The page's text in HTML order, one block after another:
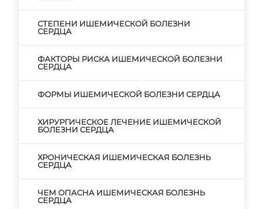
СТЕПЕНИ ИШЕМИЧЕСКОЙ БОЛЕЗНИ
СЕРДЦА
ФАКТОРЫ РИСКА ИШЕМИЧЕСКОЙ БОЛЕЗНИ
СЕРДЦА
ФОРМЫ ИШЕМИЧЕСКОЙ БОЛЕЗНИ СЕРДЦА
ХИРУРГИЧЕСКОЕ ЛЕЧЕНИЕ ИШЕМИЧЕСКОЙ
БОЛЕЗНИ СЕРДЦА
ХРОНИЧЕСКАЯ ИШЕМИЧЕСКАЯ БОЛЕЗНЬ
СЕРДЦА
ЧЕМ ОПАСНА ИШЕМИЧЕСКАЯ БОЛЕЗНЬ
СЕРДЦА